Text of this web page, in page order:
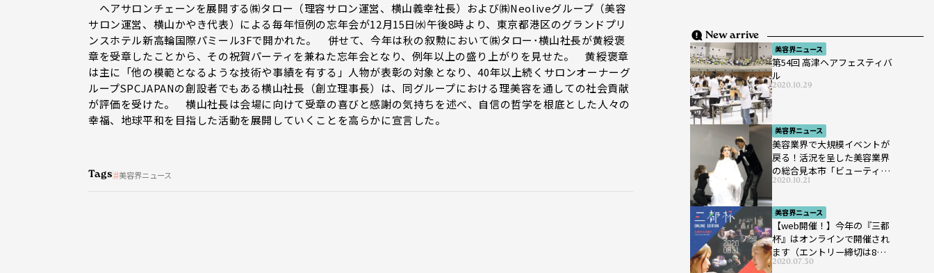
ヘアサロンチェーンを展開する㈱タロー（理容サロン運営、横山義幸社長）および㈱Neoliveグループ（美容
サロン運営、横山かやき代表）による毎年恒例の忘年会が12月15日㈬午後8時より、東京都港区のグランドプリ
ンスホテル新高輪国際パミール3Fで開かれた。 併せて、今年は秋の叙勲において㈱タロー･横山社長が黄綬褒
章を受章したことから、その祝賀パーティを兼ねた忘年会となり、例年以上の盛り上がりを見せた。 黄綬褒章
は主に「他の模範となるような技術や事績を有する」人物が表彰の対象となり、40年以上続くサロンオーナーグ
ループSPCJAPANの創設者でもある横山社長（創立理事長）は、同グループにおける理美容を通しての社会貢献
が評価を受けた。 横山社長は会場に向けて受章の喜びと感謝の気持ちを述べ、自信の哲学を根底とした人々の
幸福、地球平和を目指した活動を展開していくことを高らかに宣言した。
Tags 美容界ニュース
New arrive
美容界ニュース
第54回 高津ヘアフェスティバ
ル
2020.10.29
美容界ニュース
美容業界で大規模イベントが
戻る！活況を呈した美容業界
の総合見本市「ビューティー
ワールド ジャパン ウエス
ト」が開催
2020.10.21
美容界ニュース
【web開催！】今年の『三都
杯』はオンラインで開催され
ます（エントリー締切は8月7
日まで）
2020.07.30